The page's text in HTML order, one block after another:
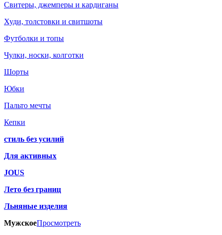
Свитеры, джемперы и кардиганы
Худи, толстовки и свитшоты
Футболки и топы
Чулки, носки, колготки
Шорты
Юбки
Пальто мечты
Кепки
стиль без усилий
Для активных
JOUS
Лето без границ
Льняные изделия
МужскоеПросмотреть